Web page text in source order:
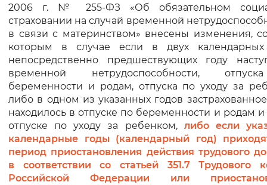
Синий фон
Изображения
Включены Выключены
Звуковой ассистент
Воспроизвести Остановить
Вернуть стандартные настройки
2006 г. № 255-ФЗ «Об обязательном
страховании на случай временной
в связи с материнством» внесены изменения,
которым в случае если в двух календарных
непосредственно предшествующих году
временной нетрудоспособности,
беременности и родам, отпуска по уходу за
либо в одном из указанных годов
находилось в отпуске по беременности и родам и
отпуске по уходу за ребенком, либо если
календарные годы (календарный год)
период приостановления действия трудового
в соответствии со статьей 351.7 Трудового
Российской Федерации или